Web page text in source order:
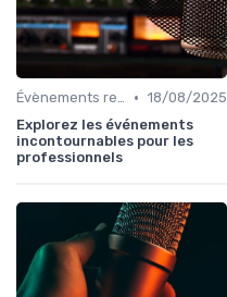
Évènements relation presse • 18/08/2025
Explorez les événements
incontournables pour les
professionnels